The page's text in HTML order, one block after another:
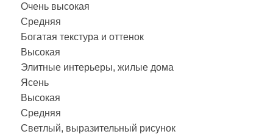
Очень высокая
Средняя
Богатая текстура и оттенок
Высокая
Элитные интерьеры, жилые дома
Ясень
Высокая
Средняя
Светлый, выразительный рисунок